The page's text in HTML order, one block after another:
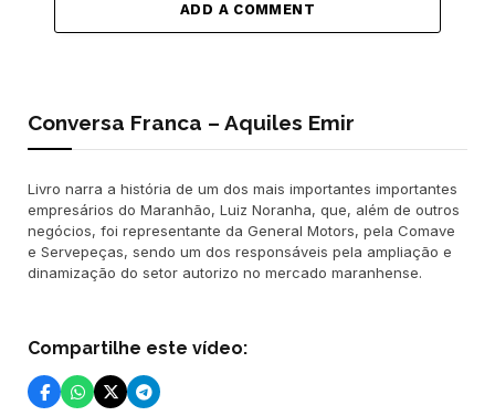
ADD A COMMENT
Conversa Franca – Aquiles Emir
Livro narra a história de um dos mais importantes importantes
empresários do Maranhão, Luiz Noranha, que, além de outros
negócios, foi representante da General Motors, pela Comave
e Servepeças, sendo um dos responsáveis pela ampliação e
dinamização do setor autorizo no mercado maranhense.
Compartilhe este vídeo: